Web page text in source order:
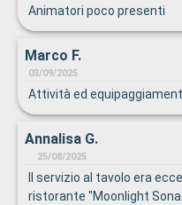
Animatori poco presenti
Marco F.
03/09/2025
Attività ed
Annalisa G.
25/08/2025
Il servizio al tavolo era
ristorante "Moonlight